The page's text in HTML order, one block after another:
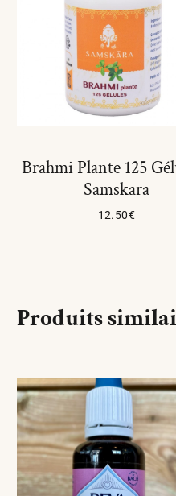
Brahmi Plante 125
Samskara
12.50€
Produits